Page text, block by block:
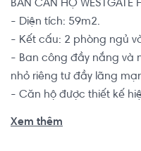
BÁN CĂN HỘ WESTGATE
- Diện tích: 59m2.
- Kết cấu: 2 phòng ngủ
- Ban công đầy nắng và
nhỏ riêng tư đầy lãng
- Căn hộ được thiết kế
Xem thêm